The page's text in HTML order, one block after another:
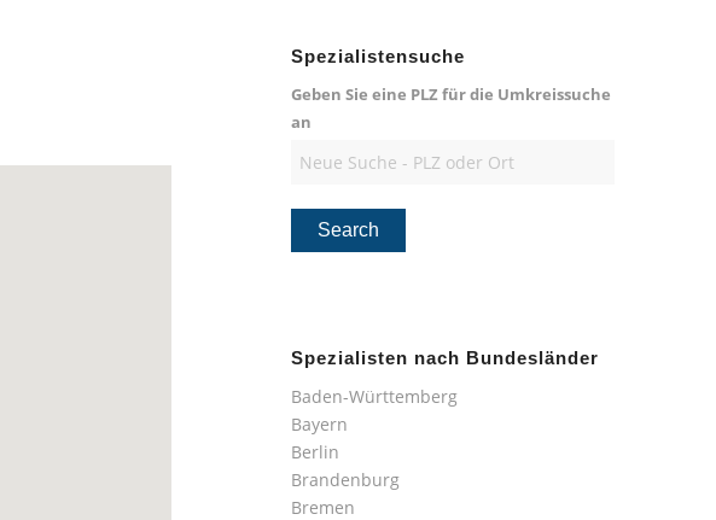
Spezialistensuche
Geben Sie eine PLZ für die Umkreissuche
an
Spezialisten nach Bundesländer
Baden-Württemberg
Bayern
Berlin
Brandenburg
Bremen